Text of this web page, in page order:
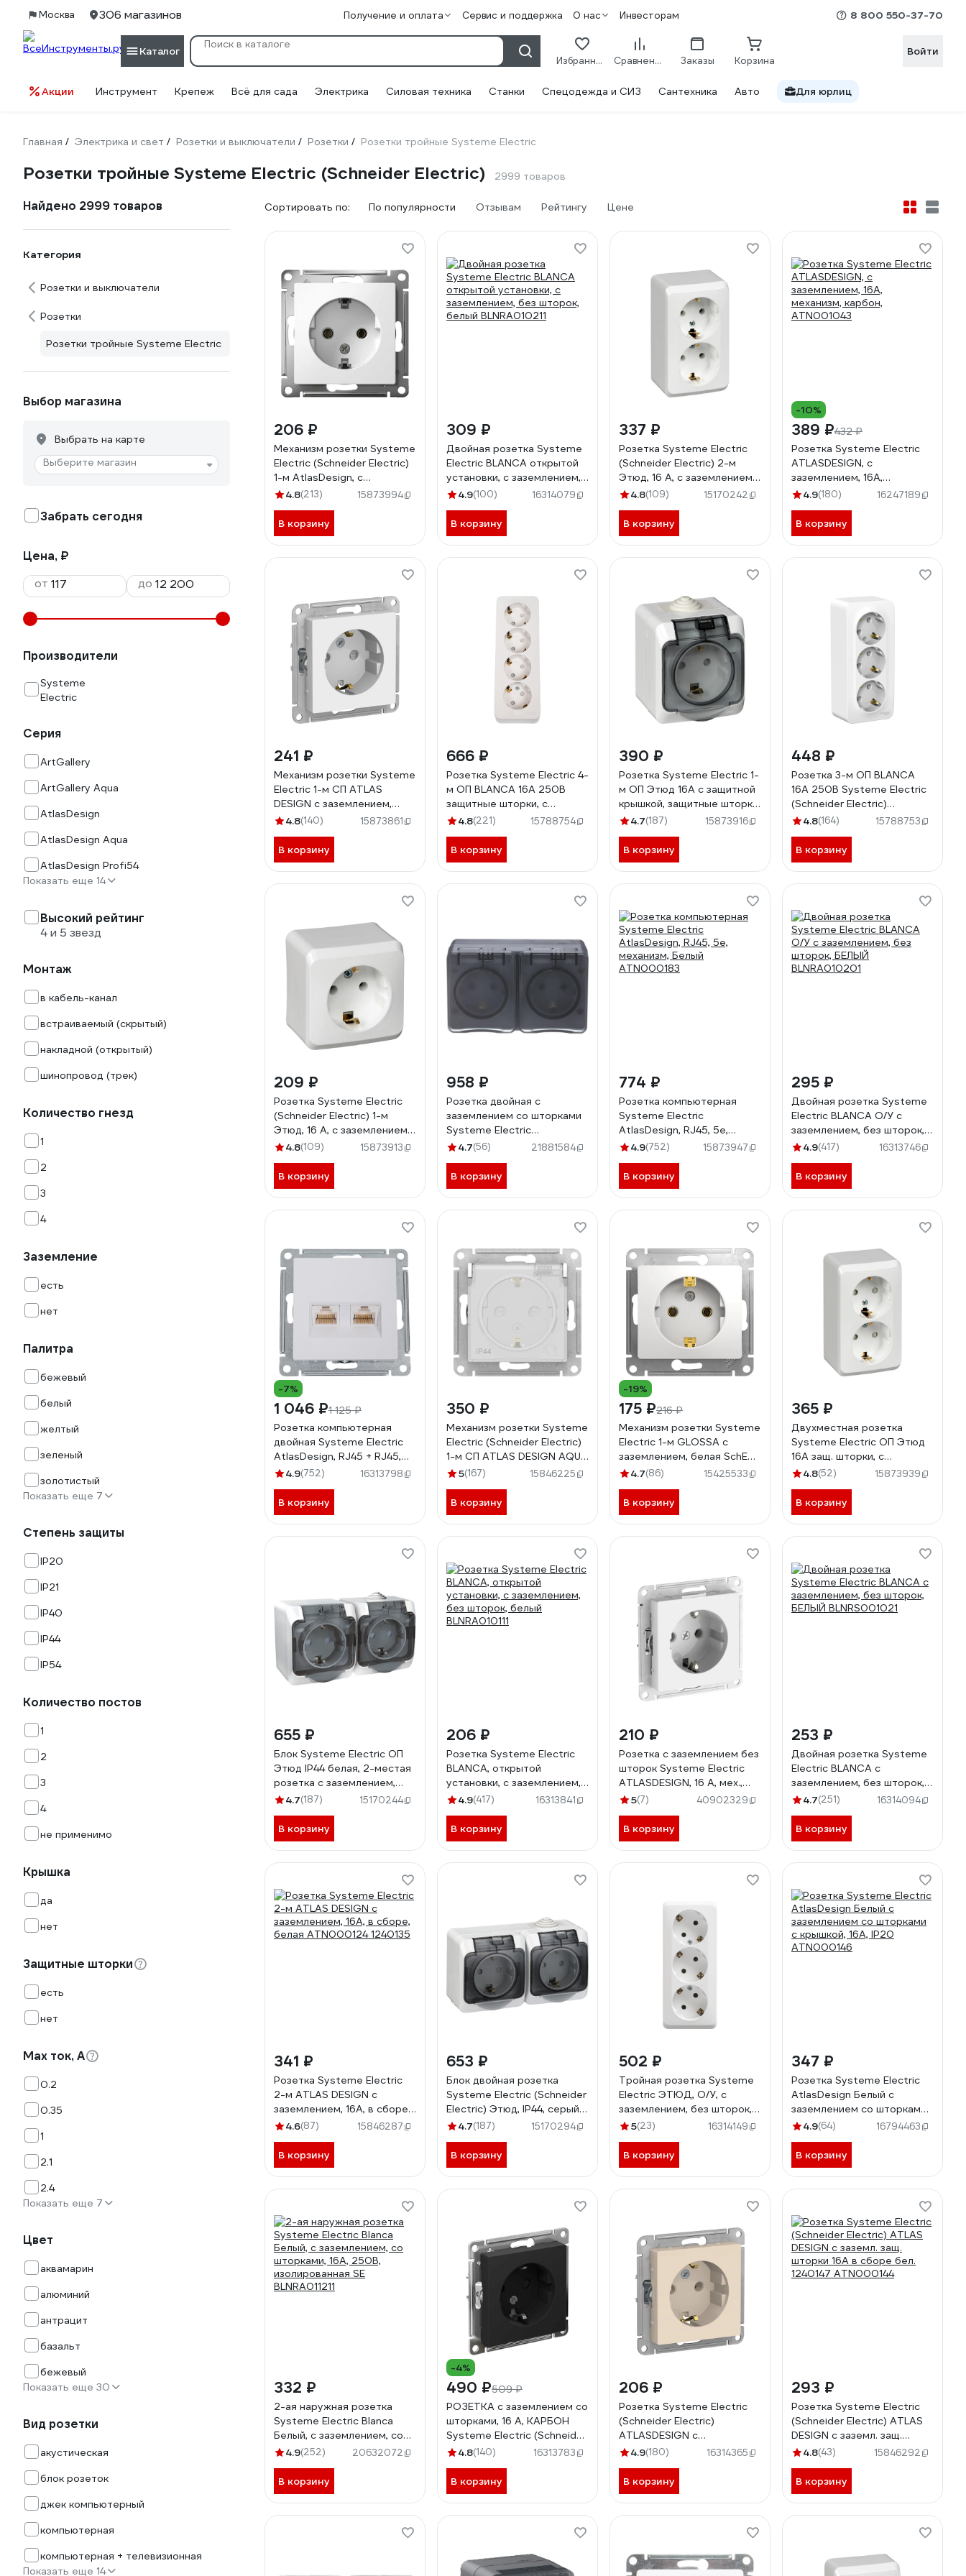
Москва 306 магазинов Получение и оплата Сервис и поддержка О нас Инвесторам 8 800 550-37-70
Каталог
Избранное Сравнение Заказы Корзина
Войти
Акции Инструмент Крепеж Всё для сада Электрика Силовая техника Станки Спецодежда и СИЗ Сантехника Авто Для юрлиц
Главная / Электрика и свет / Розетки и выключатели / Розетки / Розетки тройные Systeme Electric
Розетки тройные Systeme Electric (Schneider Electric) 2999 товаров
Найдено 2999 товаров
Категория
Розетки и выключатели
Розетки
Розетки тройные Systeme Electric
Выбор магазина
Выбрать на карте
Выберите магазин
Забрать сегодня
Цена, ₽
от
до
Производители
Systeme
Electric
Серия
ArtGallery
ArtGallery Aqua
AtlasDesign
AtlasDesign Aqua
AtlasDesign Profi54
Показать еще 14
Высокий рейтинг
4 и 5 звезд
Монтаж
в кабель-канал
встраиваемый (скрытый)
накладной (открытый)
шинопровод (трек)
Количество гнезд
1
2
3
4
Заземление
есть
нет
Палитра
бежевый
белый
желтый
зеленый
золотистый
Показать еще 7
Степень защиты
IP20
IP21
IP40
IP44
IP54
Количество постов
1
2
3
4
не применимо
Крышка
да
нет
Защитные шторки
есть
нет
Max ток, А
0.2
0.35
1
2.1
2.4
Показать еще 7
Цвет
аквамарин
алюминий
антрацит
базальт
бежевый
Показать еще 30
Вид розетки
акустическая
блок розеток
джек компьютерный
компьютерная
компьютерная + телевизионная
Показать еще 14
Сортировать по: По популярности Отзывам Рейтингу Цене
206 ₽
Механизм розетки Systeme
Electric (Schneider Electric)
1-м AtlasDesign, с
заземлением, 16 А, белый
4.8(213) 15873994
В корзину
309 ₽
Двойная розетка Systeme
Electric BLANCA открытой
установки, с заземлением,
без шторок, белый
4.9(100) 16314079
В корзину
337 ₽
Розетка Systeme Electric
(Schneider Electric) 2-м
Этюд, 16 А, с заземлением,
белый PA16-007B
4.8(109) 15170242
В корзину
-10%
389 ₽432 ₽
Розетка Systeme Electric
ATLASDESIGN, с
заземлением, 16А,
механизм, карбон,
4.9(180) 16247189
В корзину
241 ₽
Механизм розетки Systeme
Electric 1-м СП ATLAS
DESIGN с заземлением,
защитные шторки 16А
4.8(140) 15873861
В корзину
666 ₽
Розетка Systeme Electric 4-
м ОП BLANCA 16А 250В
защитные шторки, с
заземлением BLNRA011411
4.8(221) 15788754
В корзину
390 ₽
Розетка Systeme Electric 1-
м ОП Этюд 16А с защитной
крышкой, защитные шторки,
с заземлением, IP44, белая
4.7(187) 15873916
В корзину
448 ₽
Розетка 3-м ОП BLANCA
16А 250В Systeme Electric
(Schneider Electric)
BLNRA010311
4.8(164) 15788753
В корзину
209 ₽
Розетка Systeme Electric
(Schneider Electric) 1-м
Этюд, 16 А, с заземлением,
белый PA16-003B
4.8(109) 15873913
В корзину
958 ₽
Розетка двойная с
заземлением со шторками
Systeme Electric
AtlasDesign Profi IP54, 16
установки, Антрацит
ATN544026
4.7(56) 21881584
В корзину
774 ₽
Розетка компьютерная
Systeme Electric
AtlasDesign, RJ45, 5e,
механизм, Белый
4.9(752) 15873947
В корзину
295 ₽
Двойная розетка Systeme
Electric BLANCA О/У с
заземлением, без шторок,
БЕЛЫЙ BLNRA010201
4.9(417) 16313746
В корзину
-7%
1 046 ₽1 125 ₽
Розетка компьютерная
двойная Systeme Electric
AtlasDesign, RJ45 + RJ45,
5e, механизм, Белый
4.9(752) 16313798
В корзину
350 ₽
Механизм розетки Systeme
Electric (Schneider Electric)
1-м СП ATLAS DESIGN AQUA
16А IP44 бел. 1240175
5(167) 15846225
В корзину
-19%
175 ₽216 ₽
Механизм розетки Systeme
Electric 1-м GLOSSA с
заземлением, белая SchE
GSL000143
4.7(86) 15425533
В корзину
365 ₽
Двухместная розетка
Systeme Electric ОП Этюд
16А защ. шторки, с
заземлением, белая PA16-
4.8(52) 15873939
В корзину
655 ₽
Блок Systeme Electric ОП
Этюд IP44 белая, 2-местая
розетка с заземлением,
защитные шторки SchE
4.7(187) 15170244
В корзину
206 ₽
Розетка Systeme Electric
BLANCA, открытой
установки, с заземлением,
без шторок, белый
4.9(417) 16313841
В корзину
210 ₽
Розетка с заземлением без
шторок Systeme Electric
ATLASDESIGN, 16 А, мех.,
быстрозажимная клемма,
5(7) 40902329
В корзину
253 ₽
Двойная розетка Systeme
Electric BLANCA с
заземлением, без шторок,
БЕЛЫЙ BLNRS001021
4.7(251) 16314094
В корзину
341 ₽
Розетка Systeme Electric
2-м ATLAS DESIGN с
заземлением, 16А, в сборе,
белая ATN000124 1240135
4.6(87) 15846287
В корзину
653 ₽
Блок двойная розетка
Systeme Electric (Schneider
Electric) Этюд, IP44, серый,
с заземлением, защитные
4.7(187) 15170294
В корзину
502 ₽
Тройная розетка Systeme
Electric ЭТЮД, O/У, с
заземлением, без шторок,
16А, 250B, белый PA16-011B
5(23) 16314149
В корзину
347 ₽
Розетка Systeme Electric
AtlasDesign Белый с
заземлением со шторками
с крышкой, 16А, IP20
4.9(64) 16794463
В корзину
332 ₽
2-ая наружная розетка
Systeme Electric Blanca
Белый, с заземлением, со
шторками, 16А, 250В,
BLNRA011211
4.9(252) 20632072
В корзину
-4%
490 ₽509 ₽
РОЗЕТКА с заземлением со
шторками, 16 А, КАРБОН
Systeme Electric (Schneider
Electric) ATLASDESIGN
4.8(140) 16313783
В корзину
206 ₽
Розетка Systeme Electric
(Schneider Electric)
ATLASDESIGN с
заземлением, 16А, бежевый
4.9(180) 16314365
В корзину
293 ₽
Розетка Systeme Electric
(Schneider Electric) ATLAS
DESIGN с заземл. защ.
шторки 16А в сборе бел.
4.8(43) 15846292
В корзину